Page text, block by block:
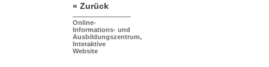
« Zurück
Online-
Informations- und
Ausbildungszentrum,
Interaktive
Website